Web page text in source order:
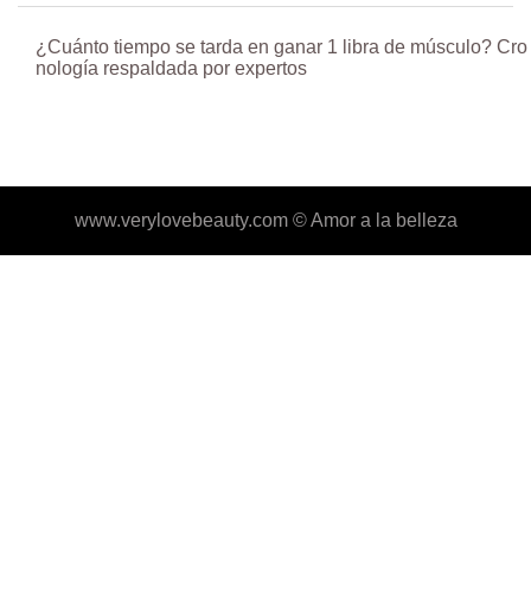
¿Cuánto tiempo se tarda en ganar 1 libra de músculo? Cro
nología respaldada por expertos
www.verylovebeauty.com ©Amor a la belleza